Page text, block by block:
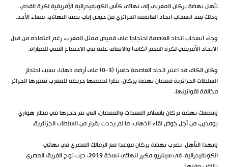
تأهل نهضة بركان المغربي إلى نهائي كأس الكونفيدرالية الأفريقية لكرة القدم،
وذلك بعد انسحاب اتحاد العاصمة الجزائري من خوض إياب نصف النهائي، مساء الأحد.
وجاء انسحاب اتحاد العاصمة احتجاجا على قميص ممثل المغرب، رغم اعتماده من قبل
الاتحاد الأفريقي لكرة القدم (كاف) والاتفاق عليه في الاجتماع الفني للمباراة.
وكان الكاف قد اعتبر اتحاد العاصمة خاسرا (3-0) على أرضه ذهابا؛ بسبب احتجاز
السلطات الجزائرية قمصان نهضة بركان، نظرا لتضمنها خريطة للمغرب تعتبرها الجزائر
مخالفة لقوانينها.
وتمسك نهضة بركان باستلام المعدات والقمصان، التي تم حجزها في مطار هواري
بومدين، من أجل خوض لقاء الذهاب، ما لم يحدث بقرار من السلطات الجزائرية.
وبهذا التأهل، يضرب نهضة بركان موعدا مع الزمالك المصري في نهائي
الكونفيدرالية، في سيناريو مكرر لنهائي نسخة 2019، حيث توج الفريق المصري